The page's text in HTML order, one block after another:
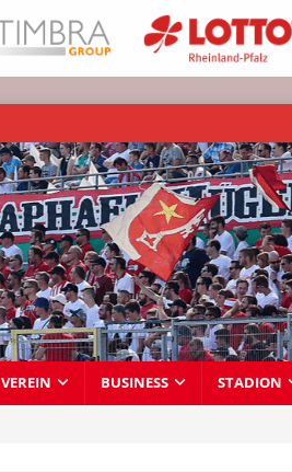
VEREIN BUSINESS STADION